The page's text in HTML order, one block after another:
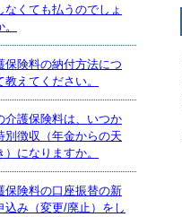
なくても払うのでしょ
保険料の納付方法につ
教えてください。
介護保険料は、いつか
別徴収（年金からの天
）になりますか。
保険料の口座振替の新
込み（変更/廃止）をし